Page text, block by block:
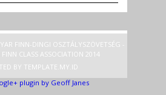
FINN-DINGI OSZTÁLYSZÖVETSÉG -
CLASS ASSOCIATION 2014
BY TEMPLATE .MY.ID
plugin by Geoff Janes